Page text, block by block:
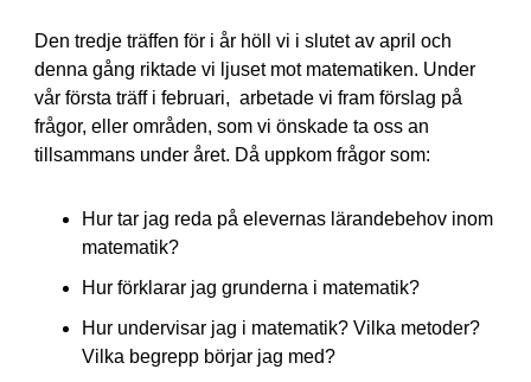
Den tredje träffen för i år höll vi i slutet av april och
denna gång riktade vi ljuset mot matematiken. Under
vår första träff i februari, arbetade vi fram förslag på
frågor, eller områden, som vi önskade ta oss an
tillsammans under året. Då uppkom frågor som:
Hur tar jag reda på elevernas lärandebehov inom
matematik?
Hur förklarar jag grunderna i matematik?
Hur undervisar jag i matematik? Vilka metoder?
Vilka begrepp börjar jag med?